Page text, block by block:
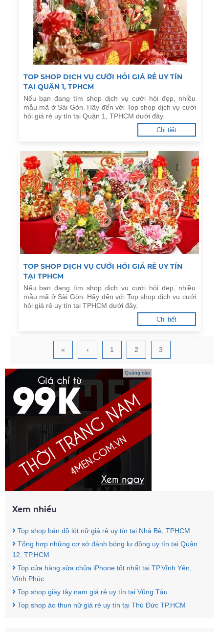
TOP SHOP DỊCH VỤ CƯỚI HỎI GIÁ RẺ UY TÍN
TẠI QUẬN 1, TPHCM
Nếu bạn đang tìm shop dịch vụ cưới hỏi đẹp, nhiều
mẫu mã ở Sài Gòn. Hãy đến với Top shop dịch vụ cưới
hỏi giá rẻ uy tín tại Quận 1, TPHCM dưới đây.
Chi tiết
TOP SHOP DỊCH VỤ CƯỚI HỎI GIÁ RẺ UY TÍN
TẠI TPHCM
Nếu bạn đang tìm shop dịch vụ cưới hỏi đẹp, nhiều
mẫu mã ở Sài Gòn. Hãy đến với Top shop dịch vụ cưới
hỏi giá rẻ uy tín tại TPHCM dưới đây.
Chi tiết
« ‹ 1 2 3
Quảng cáo
Xem nhiều
Top shop bán đồ lót nữ giá rẻ uy tín tại Nhà Bè, TPHCM
Tổng hợp những cơ sở đánh bóng lư đồng uy tín tại Quận
12, TP.HCM
Top cửa hàng sửa chữa iPhone tốt nhất tại TP.Vĩnh Yên,
Vĩnh Phúc
Top shop giày tây nam giá rẻ uy tín tại Vũng Tàu
Top shop áo thun nữ giá rẻ uy tín tại Thủ Đức TP.HCM